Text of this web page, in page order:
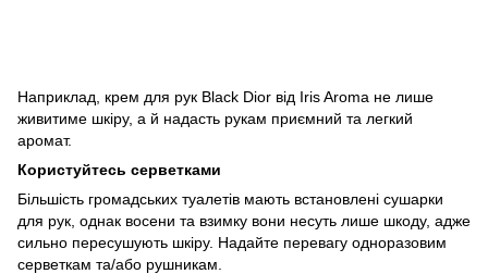
Наприклад, крем для рук Black Dior від Iris Aroma не лише
живитиме шкіру, а й надасть рукам приємний та легкий
аромат.
Користуйтесь серветками
Більшість громадських туалетів мають встановлені сушарки
для рук, однак восени та взимку вони несуть лише шкоду, адже
сильно пересушують шкіру. Надайте перевагу одноразовим
серветкам та/або рушникам.